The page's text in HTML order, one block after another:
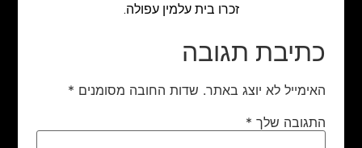
זכרו בית עלמין עפולה.
כתיבת תגובה
האימייל לא יוצג באתר. שדות החובה מסומנים *
התגובה שלך *